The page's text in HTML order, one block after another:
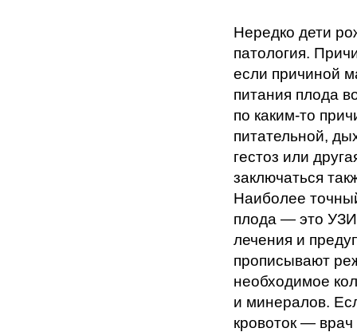
Нередко дети
патология.
если причиной
питания плода
по каким-то
питательной,
гестоз или
заключаться
Наиболее
плода — это УЗИ
лечения и
прописывают
необходимое
и минералов.
кровоток —